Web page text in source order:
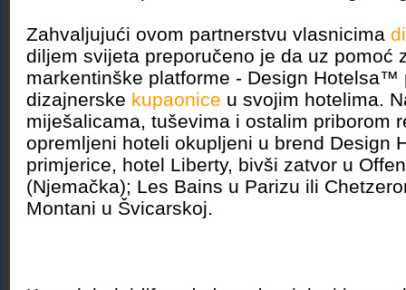
Zahvaljujući ovom partnerstvu vlasnicima
diljem svijeta preporučeno je da uz pomoć
markentinške platforme - Design Hotelsa™
dizajnerske kupaonice u svojim hotelima.
miješalicama, tuševima i ostalim priborom
opremljeni hoteli okupljeni u brend Design
primjerice, hotel Liberty, bivši zatvor u
(Njemačka); Les Bains u Parizu ili
Montani u Švicarskoj.